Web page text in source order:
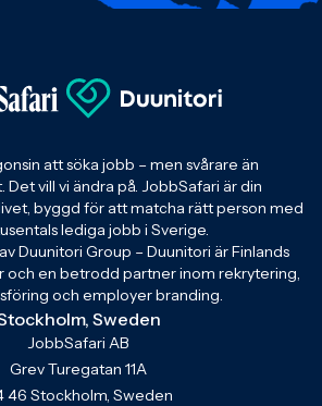
att söka jobb – men svårare än
vill vi ändra på. JobbSafari är din
byggd för att matcha rätt person med
lediga jobb i Sverige.
Duunitori Group – Duunitori är Finlands
och en betrodd partner inom rekrytering,
och employer branding.
Sweden
JobbSafari AB
Grev Turegatan 11A
46 Stockholm, Sweden